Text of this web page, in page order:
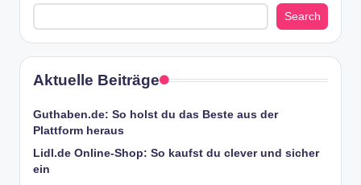
Search
Aktuelle Beiträge
Guthaben.de: So holst du das Beste aus der
Plattform heraus
Lidl.de Online-Shop: So kaufst du clever und sicher
ein